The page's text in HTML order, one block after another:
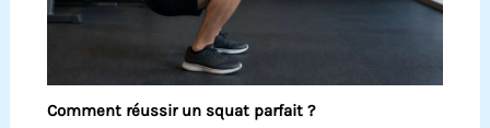
Comment réussir un squat parfait ?